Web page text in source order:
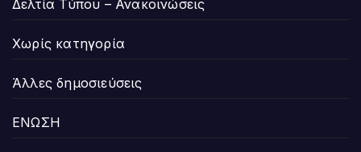
Δελτία Τύπου – Ανακοινώσεις
Χωρίς κατηγορία
Άλλες δημοσιεύσεις
ΕΝΩΣΗ